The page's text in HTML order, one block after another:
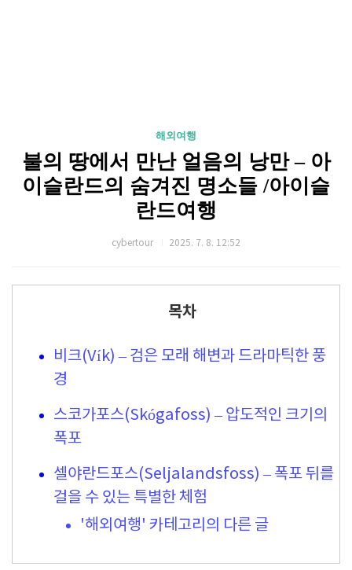
해외여행
불의 땅에서 만난 얼음의 낭만 – 아
이슬란드의 숨겨진 명소들 /아이슬
란드여행
cybertour 2025. 7. 8. 12:52
목차
비크(Vík) – 검은 모래 해변과 드라마틱한 풍
경
스코가포스(Skógafoss) – 압도적인 크기의
폭포
셀야란드포스(Seljalandsfoss) – 폭포 뒤를
걸을 수 있는 특별한 체험
'해외여행' 카테고리의 다른 글